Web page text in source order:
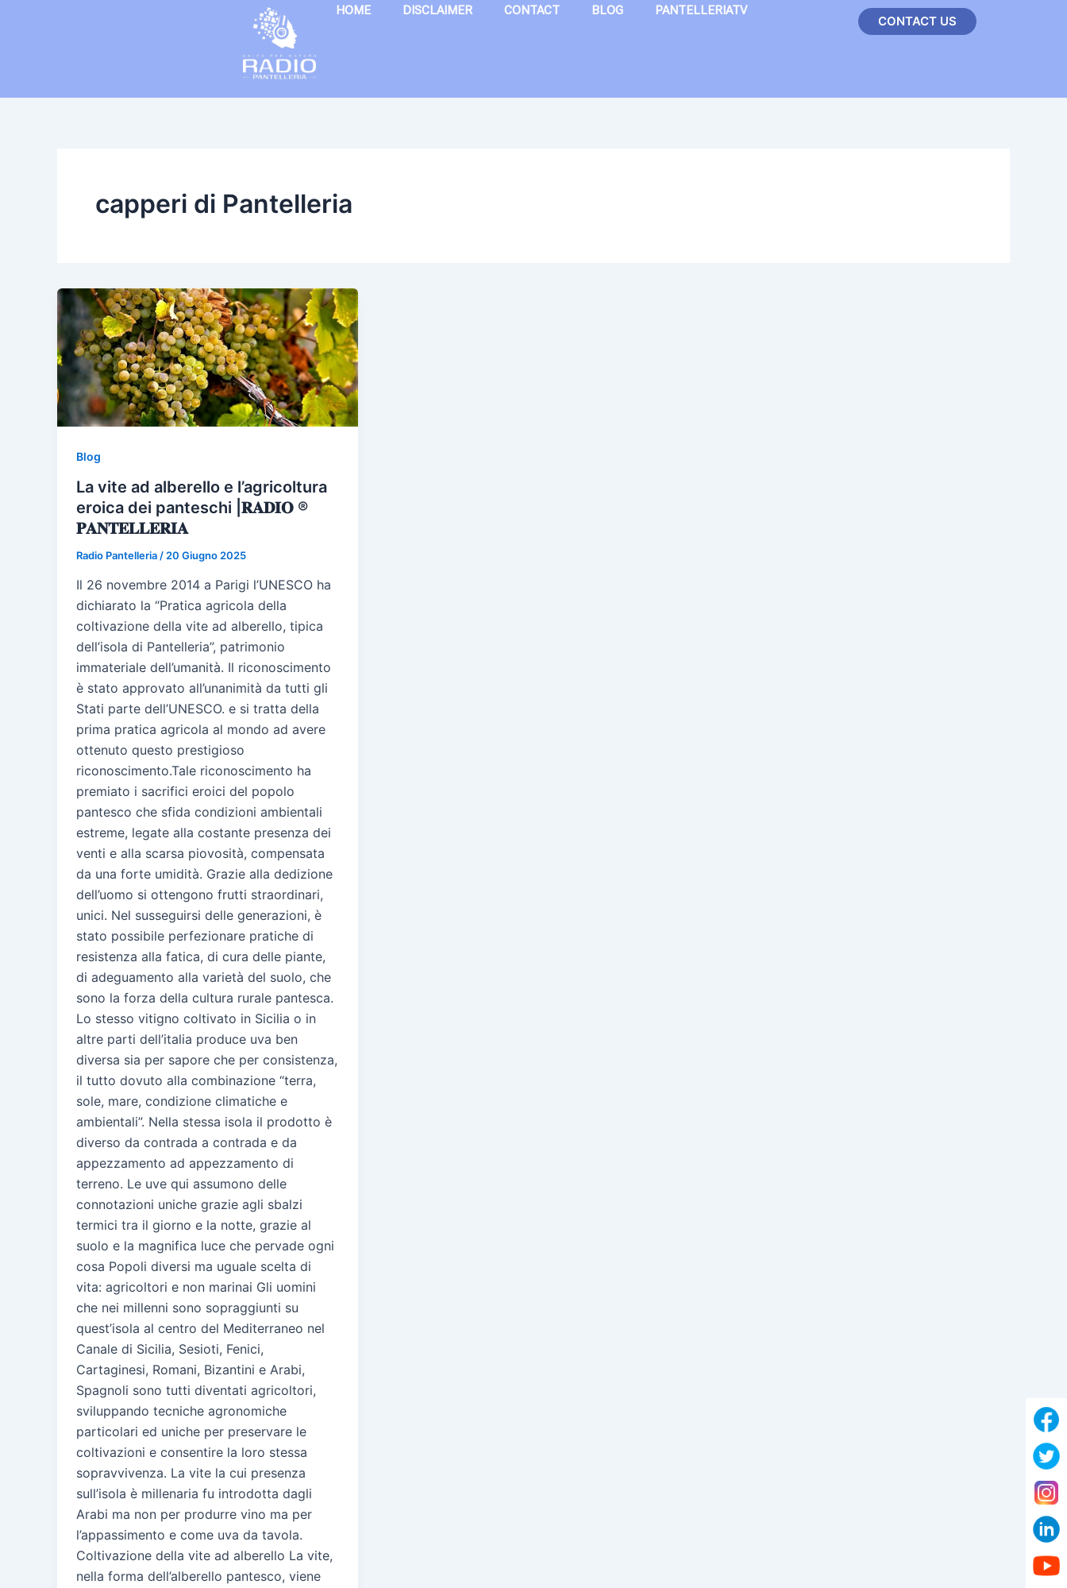
HOME DISCLAIMER CONTACT BLOG PANTELLERIATV
CONTACT US
capperi di Pantelleria
Blog
La vite ad alberello e l’agricoltura
eroica dei panteschi |𝐑𝐀𝐃𝐈𝐎 ®
𝐏𝐀𝐍𝐓𝐄𝐋𝐋𝐄𝐑𝐈𝐀
Radio Pantelleria / 20 Giugno 2025
Il 26 novembre 2014 a Parigi l’UNESCO ha
dichiarato la “Pratica agricola della
coltivazione della vite ad alberello, tipica
dell’isola di Pantelleria”, patrimonio
immateriale dell’umanità. Il riconoscimento
è stato approvato all’unanimità da tutti gli
Stati parte dell’UNESCO. e si tratta della
prima pratica agricola al mondo ad avere
ottenuto questo prestigioso
riconoscimento.Tale riconoscimento ha
premiato i sacrifici eroici del popolo
pantesco che sfida condizioni ambientali
estreme, legate alla costante presenza dei
venti e alla scarsa piovosità, compensata
da una forte umidità. Grazie alla dedizione
dell’uomo si ottengono frutti straordinari,
unici. Nel susseguirsi delle generazioni, è
stato possibile perfezionare pratiche di
resistenza alla fatica, di cura delle piante,
di adeguamento alla varietà del suolo, che
sono la forza della cultura rurale pantesca.
Lo stesso vitigno coltivato in Sicilia o in
altre parti dell’italia produce uva ben
diversa sia per sapore che per consistenza,
il tutto dovuto alla combinazione “terra,
sole, mare, condizione climatiche e
ambientali”. Nella stessa isola il prodotto è
diverso da contrada a contrada e da
appezzamento ad appezzamento di
terreno. Le uve qui assumono delle
connotazioni uniche grazie agli sbalzi
termici tra il giorno e la notte, grazie al
suolo e la magnifica luce che pervade ogni
cosa Popoli diversi ma uguale scelta di
vita: agricoltori e non marinai Gli uomini
che nei millenni sono sopraggiunti su
quest’isola al centro del Mediterraneo nel
Canale di Sicilia, Sesioti, Fenici,
Cartaginesi, Romani, Bizantini e Arabi,
Spagnoli sono tutti diventati agricoltori,
sviluppando tecniche agronomiche
particolari ed uniche per preservare le
coltivazioni e consentire la loro stessa
sopravvivenza. La vite la cui presenza
sull’isola è millenaria fu introdotta dagli
Arabi ma non per produrre vino ma per
l’appassimento e come uva da tavola.
Coltivazione della vite ad alberello La vite,
nella forma dell’alberello pantesco, viene